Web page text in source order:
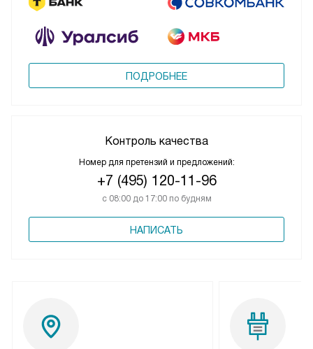
ПОДРОБНЕЕ
Контроль качества
Номер для претензий и предложений:
+7 (495) 120-11-96
с 08:00 до 17:00 по будням
НАПИСАТЬ